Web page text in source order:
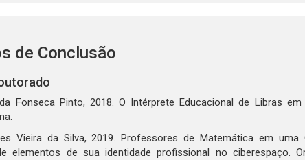
de Conclusão
Fonseca Pinto, 2018. O Intérprete Educacional de Libras
Vieira da Silva, 2019. Professores de Matemática em
elementos de sua identidade profissional no ciberespaço.